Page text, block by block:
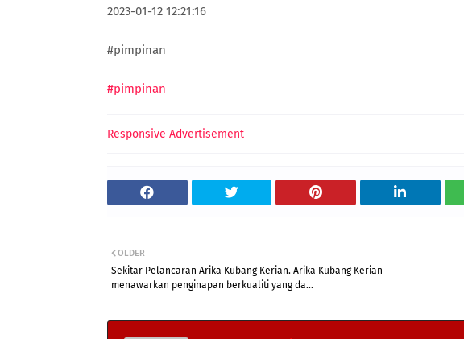
2023-01-12 12:21:16
#pimpinan
#pimpinan
Responsive Advertisement
OLDER
Sekitar Pelancaran Arika Kubang Kerian. Arika Kubang Kerian
menawarkan penginapan berkualiti yang da...